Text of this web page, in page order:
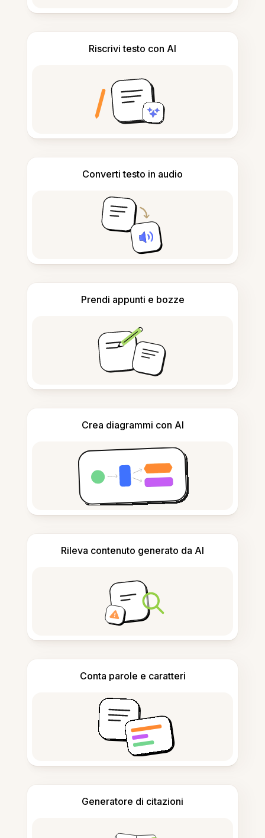
Riscrivi testo con AI
Converti testo in audio
Prendi appunti e bozze
Crea diagrammi con AI
Rileva contenuto generato da AI
Conta parole e caratteri
Generatore di citazioni